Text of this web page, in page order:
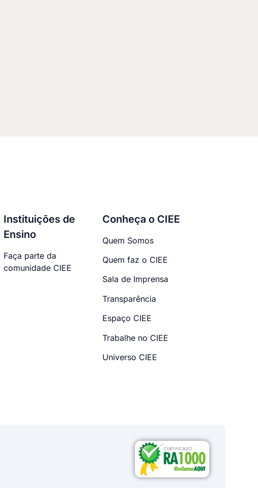
Instituições de
Ensino
Faça parte da
comunidade CIEE
Conheça o CIEE
Quem Somos
Quem faz o CIEE
Sala de Imprensa
Transparência
Espaço CIEE
Trabalhe no CIEE
Universo CIEE